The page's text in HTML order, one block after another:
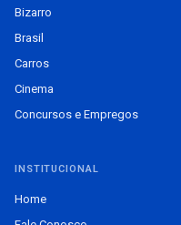
Bizarro
Brasil
Carros
Cinema
Concursos e Empregos
INSTITUCIONAL
Home